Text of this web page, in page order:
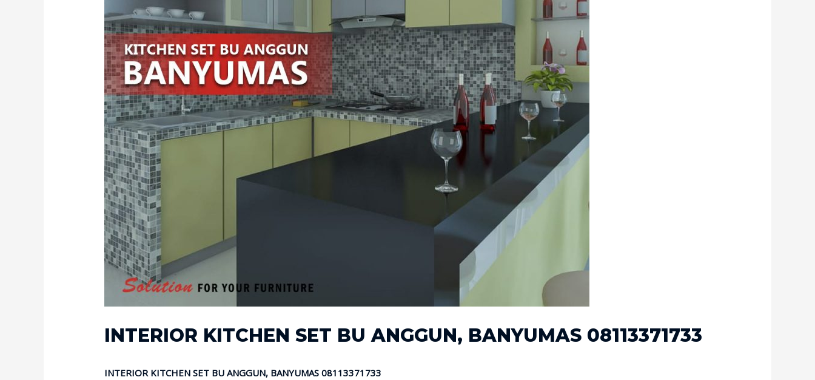
INTERIOR KITCHEN SET BU ANGGUN, BANYUMAS 08113371733
INTERIOR KITCHEN SET BU ANGGUN, BANYUMAS 08113371733